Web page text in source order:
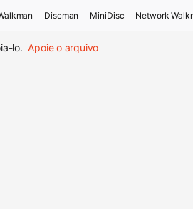
Discman MiniDisc Network
lo. Apoie o arquivo